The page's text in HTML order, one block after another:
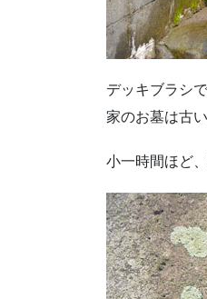
デッキブラシ
家のお墓は古
小一時間ほど